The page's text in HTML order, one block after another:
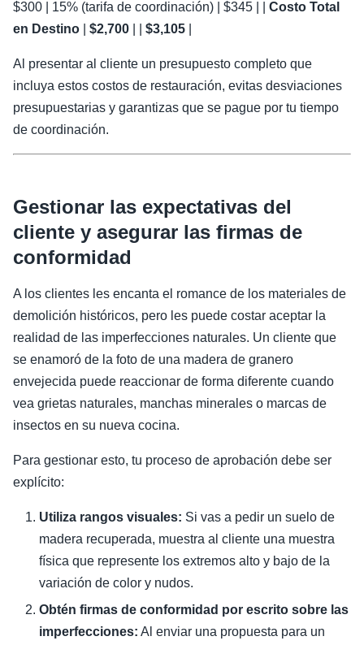
$300 | 15% (tarifa de coordinación) | $345 | | Costo Total
en Destino
$2,700 $3,105
Al presentar al cliente un presupuesto completo que
incluya estos costos de restauración, evitas desviaciones
presupuestarias y garantizas que se pague por tu tiempo
de coordinación.
Gestionar las expectativas del
cliente y asegurar las firmas de
conformidad
A los clientes les encanta el romance de los materiales de
demolición históricos, pero les puede costar aceptar la
realidad de las imperfecciones naturales. Un cliente que
se enamoró de la foto de una madera de granero
envejecida puede reaccionar de forma diferente cuando
vea grietas naturales, manchas minerales o marcas de
insectos en su nueva cocina.
Para gestionar esto, tu proceso de aprobación debe ser
explícito:
Utiliza rangos visuales: Si vas a pedir un suelo de
madera recuperada, muestra al cliente una muestra
física que represente los extremos alto y bajo de la
variación de color y nudos.
Obtén firmas de conformidad por escrito sobre las
imperfecciones: Al enviar una propuesta para un